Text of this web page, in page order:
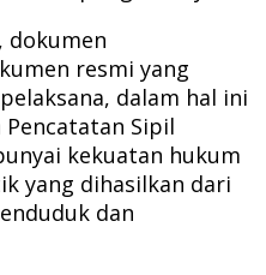
dokumen
resmi yang
dalam hal ini
Pencatatan Sipil
kekuatan hukum
yang dihasilkan dari
dan